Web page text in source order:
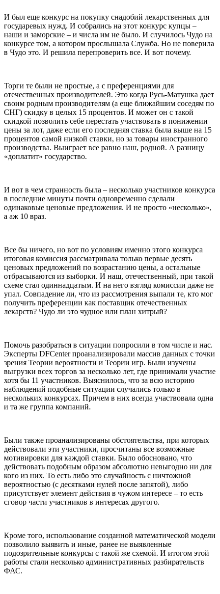
И был еще конкурс на покупку снадобий лекарственных для
государевых нужд. И собрались на этот конкурс купцы –
наши и заморские – и числа им не было. И случилось Чудо на
конкурсе том, а котором прослышала Служба. Но не поверила
в Чудо это. И решила перепроверить все. И вот почему.
Торги те были не простые, а с преференциями для
отечественных производителей. Это когда Русь-Матушка дает
своим родным производителям (а еще ближайшим соседям по
СНГ) скидку в целых 15 процентов. И может он с такой
скидкой позволить себе перестать участвовать в понижении
цены за лот, даже если его последняя ставка была выше на 15
процентов самой низкой ставки, но за товары иностранного
производства. Выиграет все равно наш, родной. А разницу
«доплатит» государство.
И вот в чем странность была – несколько участников конкурса
в последние минуты почти одновременно сделали
одинаковые ценовые предложения. И не просто «несколько»,
а аж 10 враз.
Все бы ничего, но вот по условиям именно этого конкурса
итоговая комиссия рассматривала только первые десять
ценовых предложений по возрастанию цены, а остальные
отбрасываются из выборки. И наш, отечественный, при такой
схеме стал одиннадцатым. И на него взгляд комиссии даже не
упал. Совпадение ли, что из рассмотрения выпали те, кто мог
получить преференции как поставщик отечественных
лекарств? Чудо ли это чудное или план хитрый?
Помочь разобраться в ситуации попросили в том числе и нас.
Эксперты DFCenter проанализировали массив данных с точки
зрения Теории вероятности и Теории игр. Были изучены
выгрузки всех торгов за несколько лет, где принимали участие
хотя бы 11 участников. Выяснилось, что за всю историю
наблюдений подобные ситуации случались только в
нескольких конкурсах. Причем в них всегда участвовала одна
и та же группа компаний.
Были также проанализированы обстоятельства, при которых
действовали эти участники, просчитаны все возможные
мотивировки для каждой ставки. Было обосновано, что
действовать подобным образом абсолютно невыгодно ни для
кого из них. То есть либо это случайность с ничтожной
вероятностью (с десятками нулей после запятой), либо
присутствует элемент действия в чужом интересе – то есть
сговор части участников в интересах другого.
Кроме того, использование созданной математической модели
позволило выявить и иные, ранее не выявленные
подозрительные конкурсы с такой же схемой. И итогом этой
работы стали несколько административных разбирательств
ФАС.